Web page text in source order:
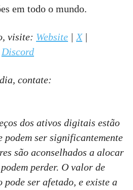
em todo o mundo.
visite: Website | X|
Discord
contate:
dos ativos digitais estão
podem ser significantemente
são aconselhados a alocar
perder. O valor de
ser afetado, e existe a